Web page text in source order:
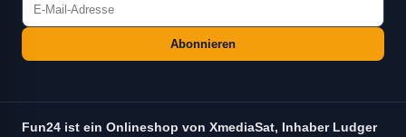
Abonnieren
Fun24 ist ein Onlineshop von XmediaSat, Inhaber Ludger